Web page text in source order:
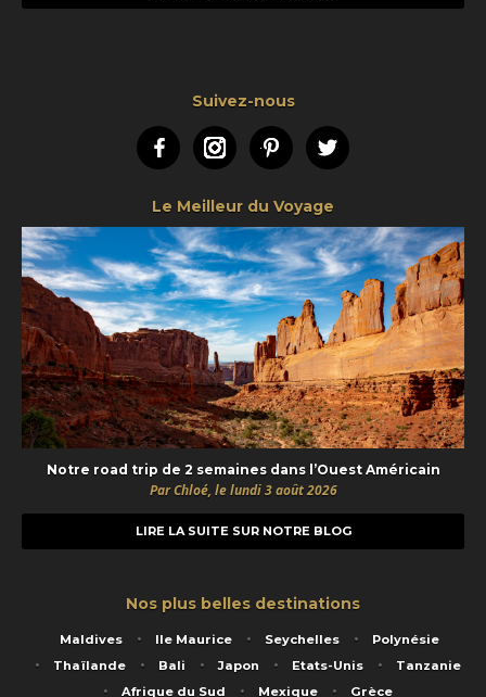
Suivez-nous
FacebookInstagramPinterestTwitter
Le Meilleur du Voyage
Notre road trip de 2 semaines dans l’Ouest Américain
Par Chloé, le lundi 3 août 2026
LIRE LA SUITE SUR NOTRE BLOG
Nos plus belles destinations
Maldives Ile Maurice Seychelles
Polynésie
Thaïlande
Bali Japon Etats-Unis
Tanzanie
Afrique du Sud
Mexique Grèce